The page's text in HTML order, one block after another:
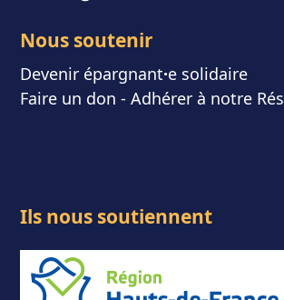
Nous soutenir
Devenir épargnant⸱e solidaire
Faire un don - Adhérer à notre
Ils nous soutiennent